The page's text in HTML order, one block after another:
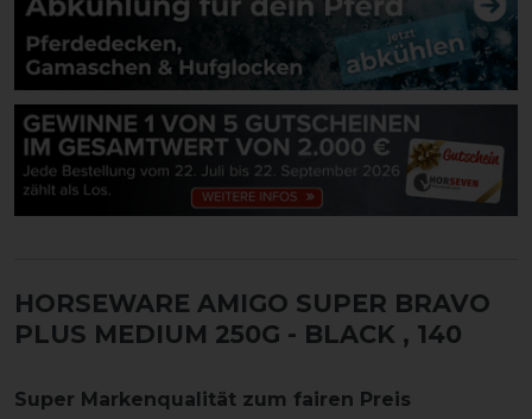
HORSEWARE AMIGO SUPER BRAVO
PLUS MEDIUM 250G - BLACK , 140
Super Markenqualität zum fairen Preis